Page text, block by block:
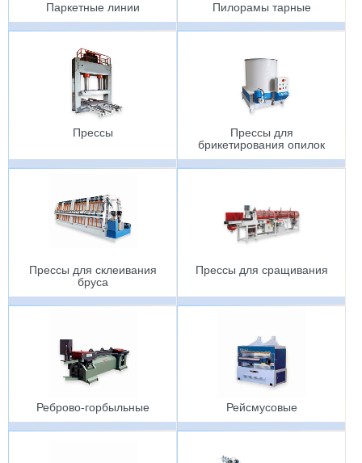
Паркетные линии Пилорамы тарные
Прессы
Прессы для
брикетирования опилок
Прессы для склеивания
бруса
Прессы для сращивания
Реброво-горбыльные Рейсмусовые